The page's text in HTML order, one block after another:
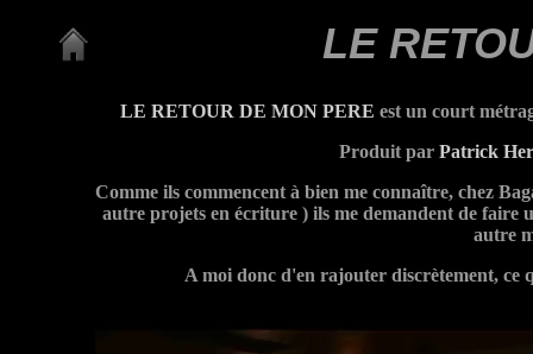
LE
LE RETOUR DE MON PERE est un court
Produit par Patrick
Comme ils commencent à bien me connaître, chez
autre projets en écriture ) ils me demandent de faire
autre
A moi donc d'en rajouter discrètement, ce